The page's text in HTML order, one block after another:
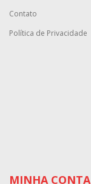
Contato
Política de Privacidade
MINHA CONTA